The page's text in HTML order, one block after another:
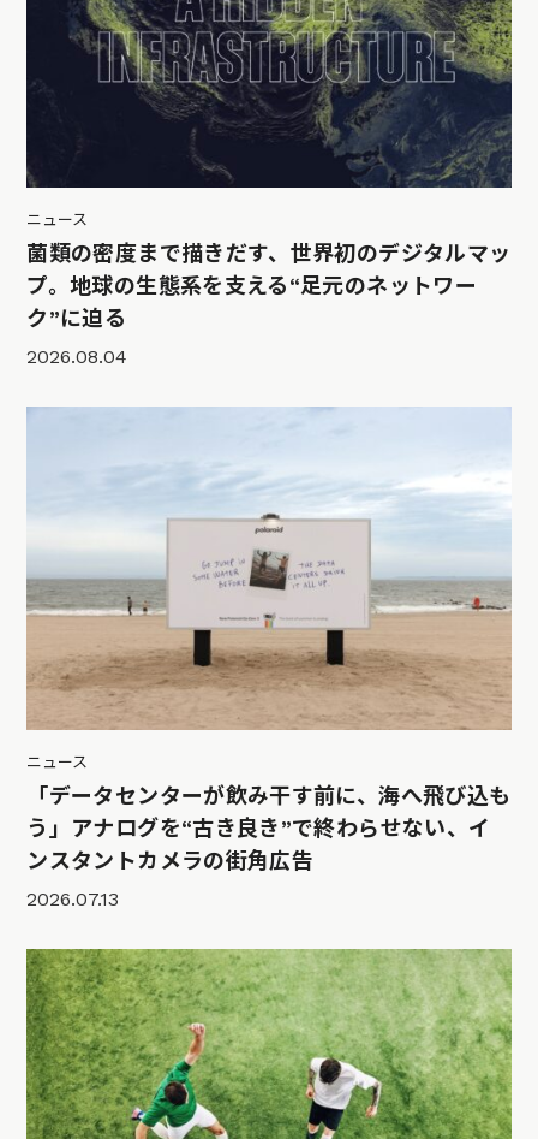
ニュース
菌類の密度まで描きだす、世界初のデジタルマッ
プ。地球の生態系を支える“足元のネットワー
ク”に迫る
2026.08.04
ニュース
「データセンターが飲み干す前に、海へ飛び込も
う」アナログを“古き良き”で終わらせない、イ
ンスタントカメラの街角広告
2026.07.13